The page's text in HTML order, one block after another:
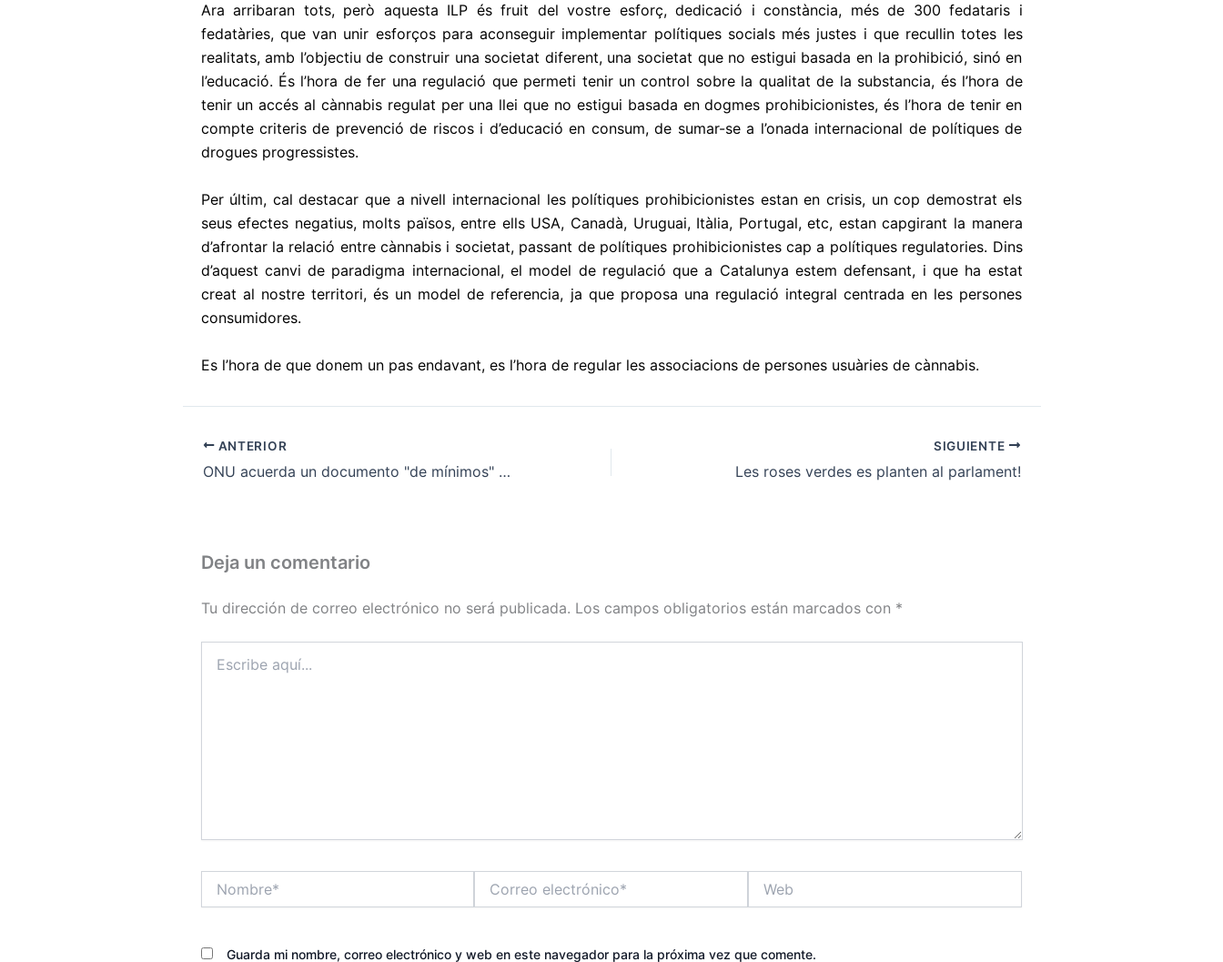
Ara arribaran tots, però aquesta ILP és fruit del vostre esforç, dedicació i constància, més de 300 fedataris i
fedatàries, que van unir esforços para aconseguir implementar polítiques socials més justes i que recullin totes les
realitats, amb l’objectiu de construir una societat diferent, una societat que no estigui basada en la prohibició, sinó en
l’educació. És l’hora de fer una regulació que permeti tenir un control sobre la qualitat de la substancia, és l’hora de
tenir un accés al cànnabis regulat per una llei que no estigui basada en dogmes prohibicionistes, és l’hora de tenir en
compte criteris de prevenció de riscos i d’educació en consum, de sumar-se a l’onada internacional de polítiques de
drogues progressistes.
Per últim, cal destacar que a nivell internacional les polítiques prohibicionistes estan en crisis, un cop demostrat els
seus efectes negatius, molts països, entre ells USA, Canadà, Uruguai, Itàlia, Portugal, etc, estan capgirant la manera
d’afrontar la relació entre cànnabis i societat, passant de polítiques prohibicionistes cap a polítiques regulatories. Dins
d’aquest canvi de paradigma internacional, el model de regulació que a Catalunya estem defensant, i que ha estat
creat al nostre territori, és un model de referencia, ja que proposa una regulació integral centrada en les persones
consumidores.
Es l’hora de que donem un pas endavant, es l’hora de regular les associacions de persones usuàries de cànnabis.
ANTERIOR
ONU acuerda un documento "de mínimos" sobre drogas que no satisface a nadie
SIGUIENTE
Les roses verdes es planten al parlament!
Deja un comentario
Tu dirección de correo electrónico no será publicada. Los campos obligatorios están marcados con *
aquí...
electrónico*
Guarda mi nombre, correo electrónico y web en este navegador para la próxima vez que comente.